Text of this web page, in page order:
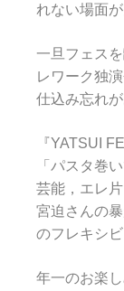
れない場面
一旦フェス
レワーク独
仕込み忘れ
『YATSUI
「パスタ巻
芸能，エレ
宮迫さんの
のフレキシ
年一のお楽